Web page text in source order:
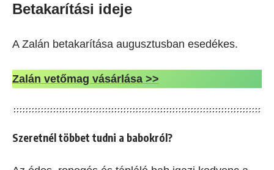
Betakarítási ideje
A Zalán betakarítása augusztusban esedékes.
Zalán vetőmag vásárlása >>
Szeretnél többet tudni a babokról?